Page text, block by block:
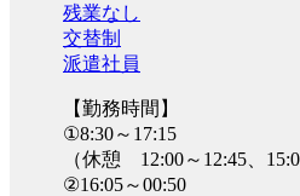
残業なし
交替制
派遣社員
【勤務時間】
①8:30～17:15
（休憩 12:00～12:45、
②16:05～00:50